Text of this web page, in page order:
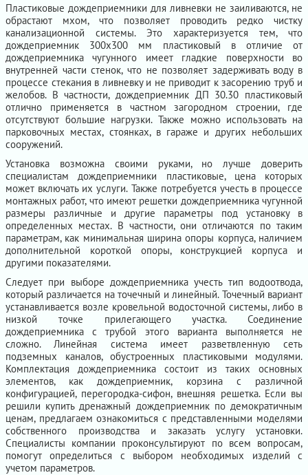
Пластиковые дождеприемники для ливневки не заиливаются, не
обрастают мхом, что позволяет проводить редко чистку
канализационной системы. Это характеризуется тем, что
дождеприемник 300х300 мм пластиковый в отличие от
дождеприемника чугунного имеет гладкие поверхности во
внутренней части стенок, что не позволяет задерживать воду в
процессе стекания в ливневку и не приводит к засорению труб и
желобов. В частности, дождеприемник ДП 30.30 пластиковый
отлично применяется в частном загородном строении, где
отсутствуют большие нагрузки. Также можно использовать на
парковочных местах, стоянках, в гараже и других небольших
сооружений.
Установка возможна своими руками, но лучше доверить
специалистам дождеприемники пластиковые, цена которых
может включать их услуги. Также потребуется учесть в процессе
монтажных работ, что имеют решетки дождеприемника чугунной
размеры различные и другие параметры под установку в
определенных местах. В частности, они отличаются по таким
параметрам, как минимальная ширина опоры корпуса, наличием
дополнительной короткой опоры, конструкцией корпуса и
другими показателями.
Следует при выборе дождеприемника учесть тип водоотвода,
который различается на точечный и линейный. Точечный вариант
устанавливается возле кровельной водосточной системы, либо в
низкой точке прилегающего участка. Соединение
дождеприемника с трубой этого варианта выполняется не
сложно. Линейная система имеет разветвленную сеть
подземных каналов, обустроенных пластиковыми модулями.
Комплектация дождеприемника состоит из таких основных
элементов, как дождеприемник, корзина с различной
конфигурацией, перегородка-сифон, внешняя решетка. Если вы
решили купить дренажный дождеприемник по демократичным
ценам, предлагаем ознакомиться с представленными моделями
собственного производства и заказать услугу установки.
Специалисты компании проконсультируют по всем вопросам,
помогут определиться с выбором необходимых изделий с
учетом параметров.